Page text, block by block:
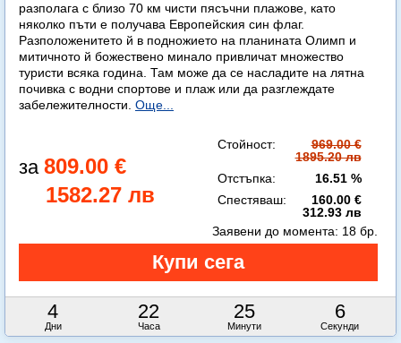
разполага с близо 70 км чисти пясъчни плажове, като
няколко пъти е получава Европейския син флаг.
Разположенитето й в подножието на планината Олимп и
митичното й божествено минало привличат множество
туристи всяка година. Там може да се насладите на лятна
почивка с водни спортове и плаж или да разглеждате
забележителности. Още...
809.00 €
1582.27 лв
Стойност:
969.00 €
1895.20 лв
Отстъпка:
16.51 %
Спестяваш:
160.00 €
312.93 лв
4
Дни
22
Часа
25
Минути
4
Секунди
Заявени до момента: 18 бр.